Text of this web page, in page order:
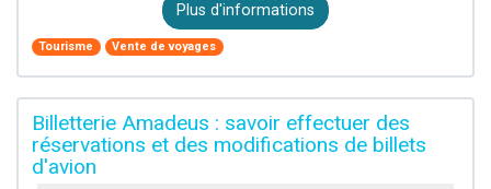
Plus d'informations
Tourisme Vente de voyages
Billetterie Amadeus : savoir effectuer des
réservations et des modifications de billets
d'avion